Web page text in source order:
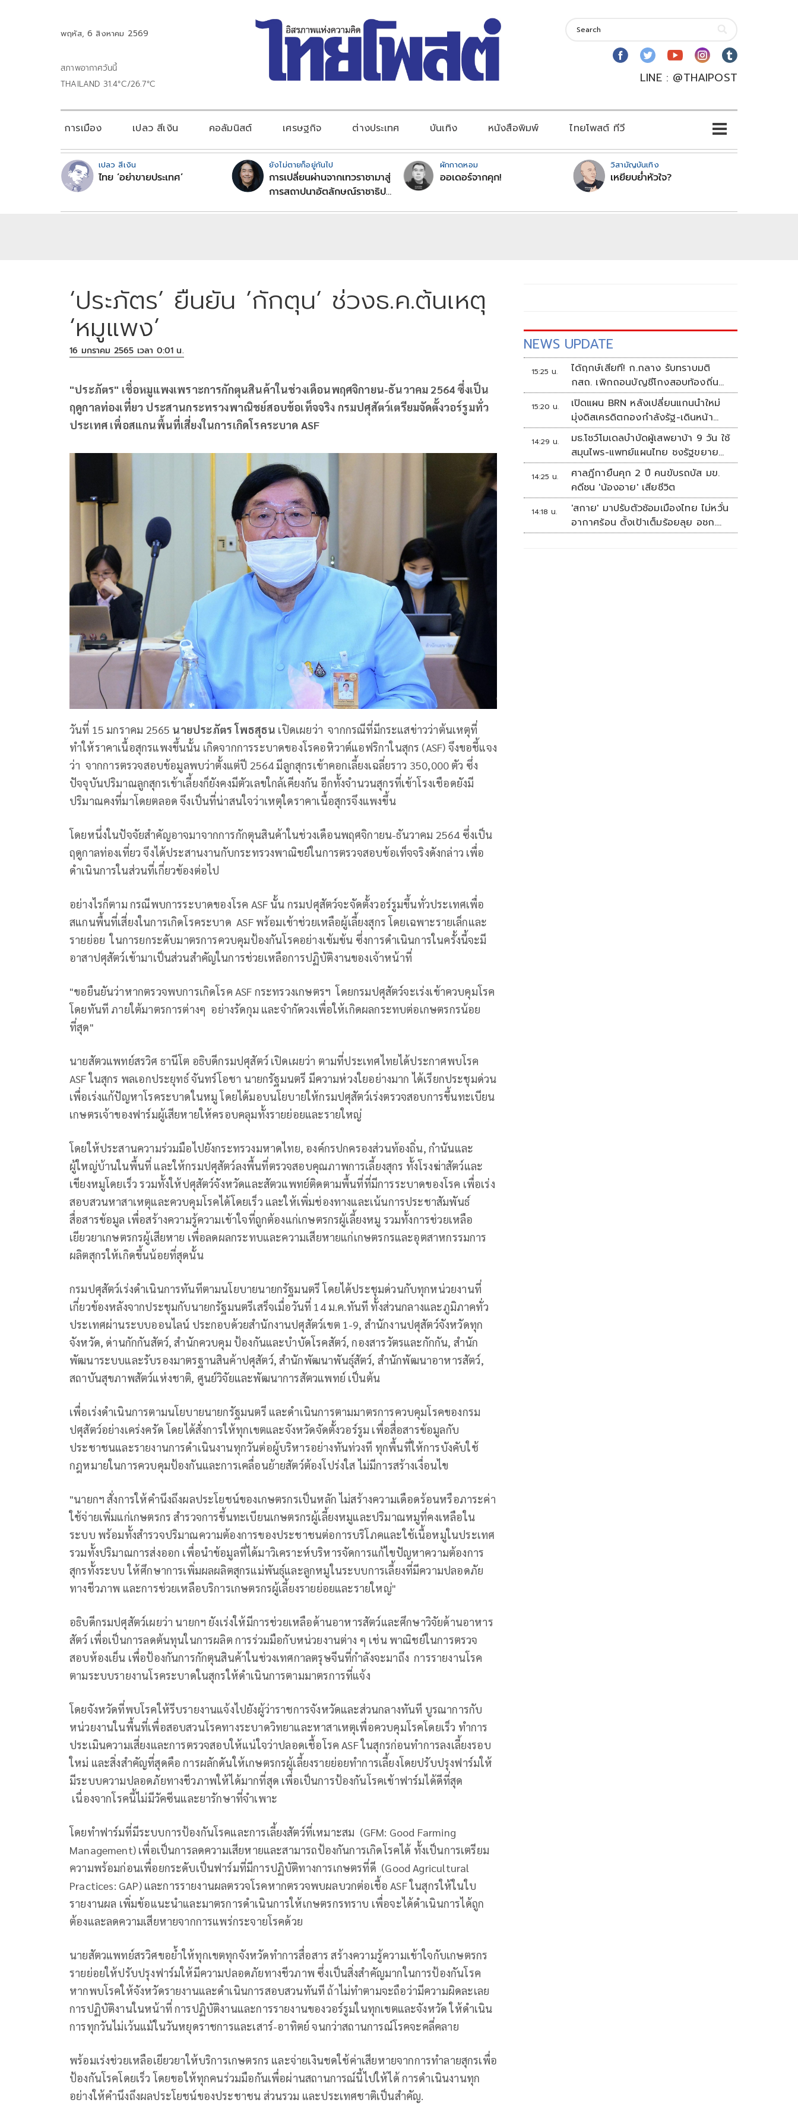
พฤหัส, 6 สิงหาคม 2569
สภาพอากาศวันนี้
THAILAND 31.4°C/26.7°C
LINE : @THAIPOST
การเมือง เปลว สีเงิน คอลัมนิสต์ เศรษฐกิจ ต่างประเทศ บันเทิง หนังสือพิมพ์ ไทยโพสต์ ทีวี
เปลว สีเงิน
ไทย ‘อย่าขายประเทศ’
ยังไม่ตายก็อยู่กันไป
การเปลี่ยนผ่านจากเทวราชามาสู่
การสถาปนาอัตลักษณ์ราชาธิป
ผักกาดหอม
ออเดอร์จากคุก!
วิสามัญบันเทิง
เหยียบย่ำหัวใจ?
‘ประภัตร’ ยืนยัน ’กักตุน’ ช่วงธ.ค.ต้นเหตุ
‘หมูแพง’
16 มกราคม 2565 เวลา 0:01 น.
"ประภัตร" เชื่อหมูแพงเพราะการกักตุนสินค้าในช่วงเดือนพฤศจิกายน-ธันวาคม 2564 ซึ่งเป็น
ฤดูกาลท่องเที่ยว ประสานกระทรวงพาณิชย์สอบข้อเท็จจริง กรมปศุสัตว์เตรียมจัดตั้งวอร์รูมทั่ว
ประเทศ เพื่อสแกนพื้นที่เสี่ยงในการเกิดโรคระบาด ASF
วันที่ 15 มกราคม 2565 นายประภัตร โพธสุธน เปิดเผยว่า จากกรณีที่มีกระแสข่าวว่าต้นเหตุที่
ทำให้ราคาเนื้อสุกรแพงขึ้นนั้น เกิดจากการระบาดของโรคอหิวาต์แอฟริกาในสุกร (ASF) จึงขอชี้แจง
ว่า จากการตรวจสอบข้อมูลพบว่าตั้งแต่ปี 2564 มีลูกสุกรเข้าคอกเลี้ยงเฉลี่ยราว 350,000 ตัว ซึ่ง
ปัจจุบันปริมาณลูกสุกรเข้าเลี้ยงก็ยังคงมีตัวเลขใกล้เคียงกัน อีกทั้งจำนวนสุกรที่เข้าโรงเชือดยังมี
ปริมาณคงที่มาโดยตลอด จึงเป็นที่น่าสนใจว่าเหตุใดราคาเนื้อสุกรจึงแพงขึ้น
โดยหนึ่งในปัจจัยสำคัญอาจมาจากการกักตุนสินค้าในช่วงเดือนพฤศจิกายน-ธันวาคม 2564 ซึ่งเป็น
ฤดูกาลท่องเที่ยว จึงได้ประสานงานกับกระทรวงพาณิชย์ในการตรวจสอบข้อเท็จจริงดังกล่าว เพื่อ
ดำเนินการในส่วนที่เกี่ยวข้องต่อไป
อย่างไรก็ตาม กรณีพบการระบาดของโรค ASF นั้น กรมปศุสัตว์จะจัดตั้งวอร์รูมขึ้นทั่วประเทศเพื่อ
สแกนพื้นที่เสี่ยงในการเกิดโรคระบาด ASF พร้อมเข้าช่วยเหลือผู้เลี้ยงสุกร โดยเฉพาะรายเล็กและ
รายย่อย ในการยกระดับมาตรการควบคุมป้องกันโรคอย่างเข้มข้น ซึ่งการดำเนินการในครั้งนี้จะมี
อาสาปศุสัตว์เข้ามาเป็นส่วนสำคัญในการช่วยเหลือการปฏิบัติงานของเจ้าหน้าที่
"ขอยืนยันว่าหากตรวจพบการเกิดโรค ASF กระทรวงเกษตรฯ โดยกรมปศุสัตว์จะเร่งเข้าควบคุมโรค
โดยทันที ภายใต้มาตรการต่างๆ อย่างรัดกุม และจำกัดวงเพื่อให้เกิดผลกระทบต่อเกษตรกรน้อย
ที่สุด"
นายสัตวแพทย์สรวิศ ธานีโต อธิบดีกรมปศุสัตว์ เปิดเผยว่า ตามที่ประเทศไทยได้ประกาศพบโรค
ASF ในสุกร พลเอกประยุทธ์ จันทร์โอชา นายกรัฐมนตรี มีความห่วงใยอย่างมาก ได้เรียกประชุมด่วน
เพื่อเร่งแก้ปัญหาโรคระบาดในหมู โดยได้มอบนโยบายให้กรมปศุสัตว์เร่งตรวจสอบการขึ้นทะเบียน
เกษตรเจ้าของฟาร์มผู้เสียหายให้ครอบคลุมทั้งรายย่อยและรายใหญ่
โดยให้ประสานความร่วมมือไปยังกระทรวงมหาดไทย, องค์กรปกครองส่วนท้องถิ่น, กำนันและ
ผู้ใหญ่บ้านในพื้นที่ และให้กรมปศุสัตว์ลงพื้นที่ตรวจสอบคุณภาพการเลี้ยงสุกร ทั้งโรงฆ่าสัตว์และ
เขียงหมูโดยเร็ว รวมทั้งให้ปศุสัตว์จังหวัดและสัตวแพทย์ติดตามพื้นที่ที่มีการระบาดของโรค เพื่อเร่ง
สอบสวนหาสาเหตุและควบคุมโรคได้โดยเร็ว และให้เพิ่มช่องทางและเน้นการประชาสัมพันธ์
สื่อสารข้อมูล เพื่อสร้างความรู้ความเข้าใจที่ถูกต้องแก่เกษตรกรผู้เลี้ยงหมู รวมทั้งการช่วยเหลือ
เยียวยาเกษตรกรผู้เสียหาย เพื่อลดผลกระทบและความเสียหายแก่เกษตรกรและอุตสาหกรรมการ
ผลิตสุกรให้เกิดขึ้นน้อยที่สุดนั้น
กรมปศุสัตว์เร่งดำเนินการทันทีตามนโยบายนายกรัฐมนตรี โดยได้ประชุมด่วนกับทุกหน่วยงานที่
เกี่ยวข้องหลังจากประชุมกับนายกรัฐมนตรีเสร็จเมื่อวันที่ 14 ม.ค.ทันที ทั้งส่วนกลางและภูมิภาคทั่ว
ประเทศผ่านระบบออนไลน์ ประกอบด้วยสำนักงานปศุสัตว์เขต 1-9, สำนักงานปศุสัตว์จังหวัดทุก
จังหวัด, ด่านกักกันสัตว์, สำนักควบคุม ป้องกันและบำบัดโรคสัตว์, กองสารวัตรและกักกัน, สำนัก
พัฒนาระบบและรับรองมาตรฐานสินค้าปศุสัตว์, สำนักพัฒนาพันธุ์สัตว์, สำนักพัฒนาอาหารสัตว์,
สถาบันสุขภาพสัตว์แห่งชาติ, ศูนย์วิจัยและพัฒนาการสัตวแพทย์ เป็นต้น
เพื่อเร่งดำเนินการตามนโยบายนายกรัฐมนตรี และดำเนินการตามมาตรการควบคุมโรคของกรม
ปศุสัตว์อย่างเคร่งครัด โดยได้สั่งการให้ทุกเขตและจังหวัดจัดตั้งวอร์รูม เพื่อสื่อสารข้อมูลกับ
ประชาชนและรายงานการดำเนินงานทุกวันต่อผู้บริหารอย่างทันท่วงที ทุกพื้นที่ให้การบังคับใช้
กฎหมายในการควบคุมป้องกันและการเคลื่อนย้ายสัตว์ต้องโปร่งใส ไม่มีการสร้างเงื่อนไข
"นายกฯ สั่งการให้คำนึงถึงผลประโยชน์ของเกษตรกรเป็นหลัก ไม่สร้างความเดือดร้อนหรือภาระค่า
ใช้จ่ายเพิ่มแก่เกษตรกร สำรวจการขึ้นทะเบียนเกษตรกรผู้เลี้ยงหมูและปริมาณหมูที่คงเหลือใน
ระบบ พร้อมทั้งสำรวจปริมาณความต้องการของประชาชนต่อการบริโภคและใช้เนื้อหมูในประเทศ
รวมทั้งปริมาณการส่งออก เพื่อนำข้อมูลที่ได้มาวิเคราะห์บริหารจัดการแก้ไขปัญหาความต้องการ
สุกรทั้งระบบ ให้ศึกษาการเพิ่มผลผลิตสุกรแม่พันธุ์และลูกหมูในระบบการเลี้ยงที่มีความปลอดภัย
ทางชีวภาพ และการช่วยเหลือบริการเกษตรกรผู้เลี้ยงรายย่อยและรายใหญ่"
อธิบดีกรมปศุสัตว์เผยว่า นายกฯ ยังเร่งให้มีการช่วยเหลือด้านอาหารสัตว์และศึกษาวิจัยด้านอาหาร
สัตว์ เพื่อเป็นการลดต้นทุนในการผลิต การร่วมมือกับหน่วยงานต่าง ๆ เช่น พาณิชย์ในการตรวจ
สอบห้องเย็น เพื่อป้องกันการกักตุนสินค้าในช่วงเทศกาลตรุษจีนที่กำลังจะมาถึง การรายงานโรค
ตามระบบรายงานโรคระบาดในสุกรให้ดำเนินการตามมาตรการที่แจ้ง
โดยจังหวัดที่พบโรคให้รีบรายงานแจ้งไปยังผู้ว่าราชการจังหวัดและส่วนกลางทันที บูรณาการกับ
หน่วยงานในพื้นที่เพื่อสอบสวนโรคทางระบาดวิทยาและหาสาเหตุเพื่อควบคุมโรคโดยเร็ว ทำการ
ประเมินความเสี่ยงและการตรวจสอบให้แน่ใจว่าปลอดเชื้อโรค ASF ในสุกรก่อนทำการลงเลี้ยงรอบ
ใหม่ และสิ่งสำคัญที่สุดคือ การผลักดันให้เกษตรกรผู้เลี้ยงรายย่อยทำการเลี้ยงโดยปรับปรุงฟาร์มให้
มีระบบความปลอดภัยทางชีวภาพให้ได้มากที่สุด เพื่อเป็นการป้องกันโรคเข้าฟาร์มได้ดีที่สุด
เนื่องจากโรคนี้ไม่มีวัคซีนและยารักษาที่จำเพาะ
โดยทำฟาร์มที่มีระบบการป้องกันโรคและการเลี้ยงสัตว์ที่เหมาะสม (GFM: Good Farming
Management) เพื่อเป็นการลดความเสียหายและสามารถป้องกันการเกิดโรคได้ ทั้งเป็นการเตรียม
ความพร้อมก่อนเพื่อยกระดับเป็นฟาร์มที่มีการปฏิบัติทางการเกษตรที่ดี (Good Agricultural
Practices: GAP) และการรายงานผลตรวจโรคหากตรวจพบผลบวกต่อเชื้อ ASF ในสุกรให้ในใบ
รายงานผล เพิ่มข้อแนะนำและมาตรการดำเนินการให้เกษตรกรทราบ เพื่อจะได้ดำเนินการได้ถูก
ต้องและลดความเสียหายจากการแพร่กระจายโรคด้วย
นายสัตวแพทย์สรวิศขอย้ำให้ทุกเขตทุกจังหวัดทำการสื่อสาร สร้างความรู้ความเข้าใจกับเกษตรกร
รายย่อยให้ปรับปรุงฟาร์มให้มีความปลอดภัยทางชีวภาพ ซึ่งเป็นสิ่งสำคัญมากในการป้องกันโรค
หากพบโรคให้จังหวัดรายงานและดำเนินการสอบสวนทันที ถ้าไม่ทำตามจะถือว่ามีความผิดละเลย
การปฏิบัติงานในหน้าที่ การปฏิบัติงานและการรายงานของวอร์รูมในทุกเขตและจังหวัด ให้ดำเนิน
การทุกวันไม่เว้นแม้ในวันหยุดราชการและเสาร์-อาทิตย์ จนกว่าสถานการณ์โรคจะคลี่คลาย
พร้อมเร่งช่วยเหลือเยียวยาให้บริการเกษตรกร และจ่ายเงินชดใช้ค่าเสียหายจากการทำลายสุกรเพื่อ
ป้องกันโรคโดยเร็ว โดยขอให้ทุกคนร่วมมือกันเพื่อผ่านสถานการณ์นี้ไปให้ได้ การดำเนินงานทุก
อย่างให้คำนึงถึงผลประโยชน์ของประชาชน ส่วนรวม และประเทศชาติเป็นสำคัญ.
NEWS UPDATE
15:25 น.
ได้ฤกษ์เสียที! ก.กลาง รับทราบมติ
กสถ. เพิกถอนบัญชีโกงสอบท้องถิ่น
5,925 ราย
15:20 น.
เปิดแผน BRN หลังเปลี่ยนแกนนำใหม่
มุ่งดิสเครดิตกองกำลังรัฐ-เดินหน้า
ผลิตแนวร่วม
14:29 น.
มธ.โชว์โมเดลบำบัดผู้เสพยาบ้า 9 วัน ใช้
สมุนไพร-แพทย์แผนไทย ชงรัฐขยาย
ผล
14:25 น.
ศาลฎีกายืนคุก 2 ปี คนขับรถบัส มข.
คดีชน 'น้องอาย' เสียชีวิต
14:18 น.
'สกาย' มาปรับตัวซ้อมเมืองไทย ไม่หวั่น
อากาศร้อน ตั้งเป้าเต็มร้อยลุย อชก.
2026